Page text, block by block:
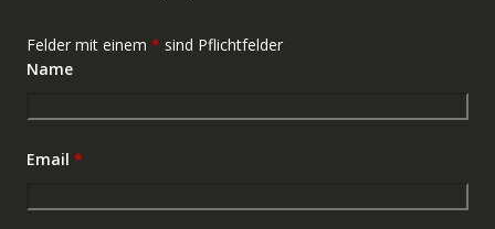
Felder mit einem * sind Pflichtfelder
Name
Email *